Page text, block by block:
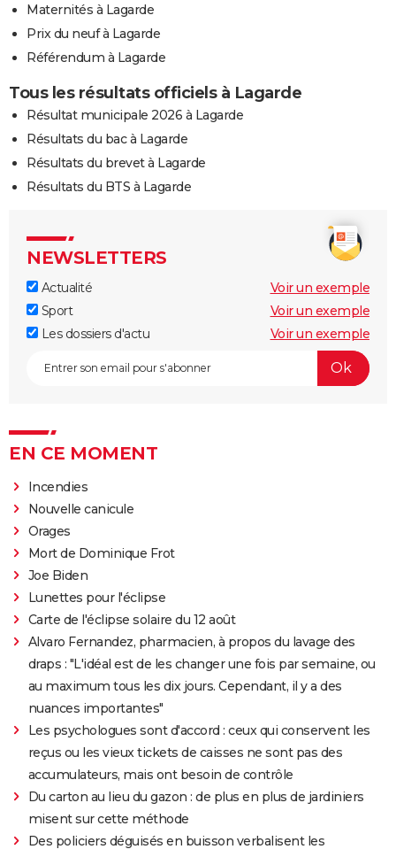
Maternités à Lagarde
Prix du neuf à Lagarde
Référendum à Lagarde
Tous les résultats officiels à Lagarde
Résultat municipale 2026 à Lagarde
Résultats du bac à Lagarde
Résultats du brevet à Lagarde
Résultats du BTS à Lagarde
NEWSLETTERS
Actualité
Voir un exemple
Sport
Voir un exemple
Les dossiers d'actu
Voir un exemple
EN CE MOMENT
Incendies
Nouvelle canicule
Orages
Mort de Dominique Frot
Joe Biden
Lunettes pour l'éclipse
Carte de l'éclipse solaire du 12 août
Alvaro Fernandez, pharmacien, à propos du lavage des
draps : "L'idéal est de les changer une fois par semaine, ou
au maximum tous les dix jours. Cependant, il y a des
nuances importantes"
Les psychologues sont d'accord : ceux qui conservent les
reçus ou les vieux tickets de caisses ne sont pas des
accumulateurs, mais ont besoin de contrôle
Du carton au lieu du gazon : de plus en plus de jardiniers
misent sur cette méthode
Des policiers déguisés en buisson verbalisent les